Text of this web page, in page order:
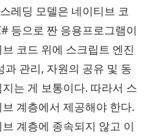
레딩 모델은 네이티브 코
등으로 짠 응용프로그램이
코드 위에 스크립트 엔진
관리, 자원의 공유 및 동
는 게 보통이다. 따라서 스
계층에서 제공해야 한다.
계층에 종속되지 않고 이